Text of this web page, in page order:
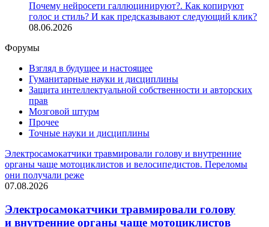
Почему нейросети галлюцинируют?. Как копируют
голос и стиль? И как предсказывают следующий клик?
08.06.2026
Форумы
Взгляд в будущее и настоящее
Гуманитарные науки и дисциплины
Защита интеллектуальной собственности и авторских
прав
Мозговой штурм
Прочее
Точные науки и дисциплины
Электросамокатчики травмировали голову и внутренние
органы чаще мотоциклистов и велосипедистов. Переломы
они получали реже
07.08.2026
Электросамокатчики травмировали голову
и внутренние органы чаще мотоциклистов